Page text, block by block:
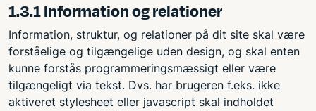
1.3.1 Information og relationer
Information, struktur, og relationer på dit site skal være
forståelige og tilgængelige uden design, og skal enten
kunne forstås programmeringsmæssigt eller være
tilgængeligt via tekst. Dvs. har brugeren f.eks. ikke
aktiveret stylesheet eller javascript skal indholdet